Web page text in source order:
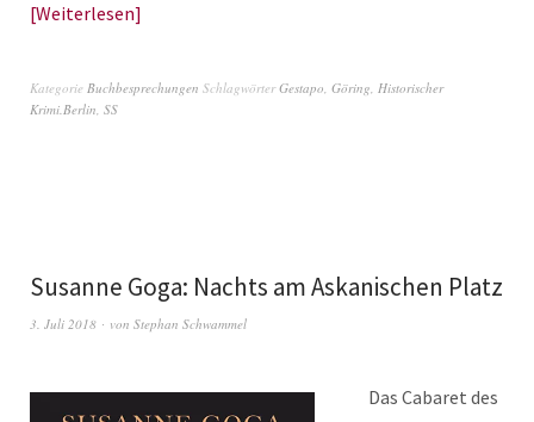
Weiterlesen
Kategorie Buchbesprechungen SchlagwörterGestapo, Göring, Historischer
Krimi.Berlin, SS
Susanne Goga: Nachts am Askanischen Platz
3. Juli 2018 von Stephan Schwammel
Das Cabaret des